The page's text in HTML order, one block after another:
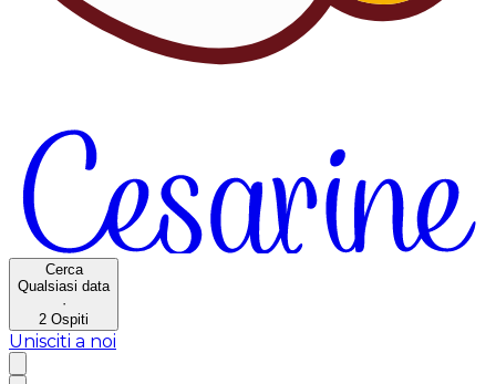
Cerca
Qualsiasi data
·
2 Ospiti
Unisciti a noi